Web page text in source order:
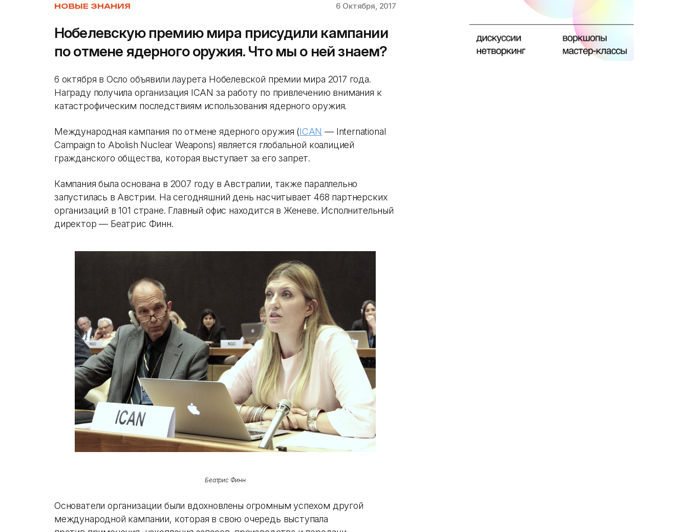
НОВЫЕ ЗНАНИЯ 6 Октября, 2017
Нобелевскую премию мира присудили кампании
по отмене ядерного оружия. Что мы о ней знаем?
6 октября в Осло объявили лаурета Нобелевской премии мира 2017 года.
Награду получила организация ICAN за работу по привлечению внимания к
катастрофическим последствиям использования ядерного оружия.
Международная кампания по отмене ядерного оружия (ICAN — International
Campaign to Abolish Nuclear Weapons) является глобальной коалицией
гражданского общества, которая выступает за его запрет.
Кампания была основана в 2007 году в Австралии, также параллельно
запустилась в Австрии. На сегодняшний день насчитывает 468 партнерских
организаций в 101 стране. Главный офис находится в Женеве. Исполнительный
директор — Беатрис Финн.
Беатрис Финн
Основатели организации были вдохновлены огромным успехом другой
международной кампании, которая в свою очередь выступала